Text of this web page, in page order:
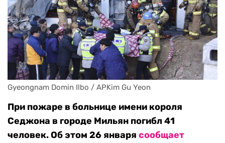
Gyeongnam Domin Ilbo / APKim Gu Yeon
При пожаре в больнице имени короля
Седжона в городе Мильян погибл 41
человек. Об этом 26 января сообщает